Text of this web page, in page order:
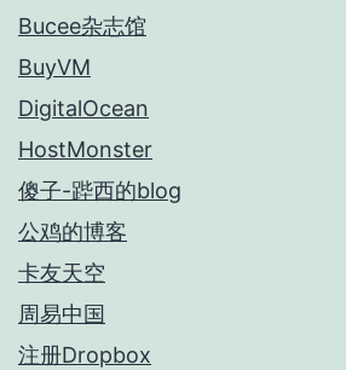
Bucee杂志馆
BuyVM
DigitalOcean
HostMonster
傻子-跸西的blog
公鸡的博客
卡友天空
周易中国
注册Dropbox